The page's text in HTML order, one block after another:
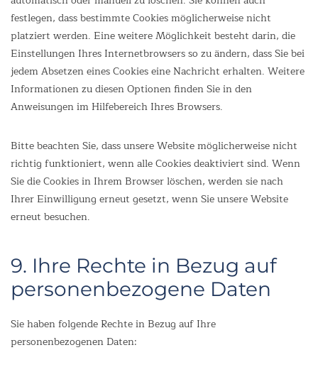
festlegen, dass bestimmte Cookies möglicherweise nicht
platziert werden. Eine weitere Möglichkeit besteht darin, die
Einstellungen Ihres Internetbrowsers so zu ändern, dass Sie bei
jedem Absetzen eines Cookies eine Nachricht erhalten. Weitere
Informationen zu diesen Optionen finden Sie in den
Anweisungen im Hilfebereich Ihres Browsers.
Bitte beachten Sie, dass unsere Website möglicherweise nicht
richtig funktioniert, wenn alle Cookies deaktiviert sind. Wenn
Sie die Cookies in Ihrem Browser löschen, werden sie nach
Ihrer Einwilligung erneut gesetzt, wenn Sie unsere Website
erneut besuchen.
9. Ihre Rechte in Bezug auf
personenbezogene Daten
Sie haben folgende Rechte in Bezug auf Ihre
personenbezogenen Daten: